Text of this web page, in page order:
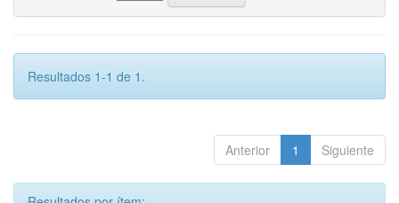
Resultados 1-1 de 1.
Anterior 1 Siguiente